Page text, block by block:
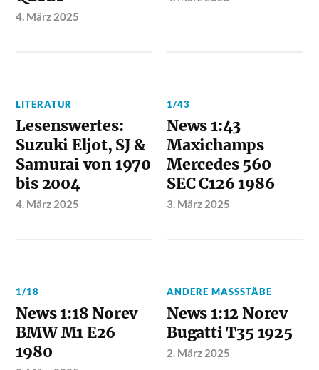
4. März 2025
LITERATUR
Lesenswertes:
Suzuki Eljot, SJ &
Samurai von 1970
bis 2004
4. März 2025
1/43
News 1:43
Maxichamps
Mercedes 560
SEC C126 1986
3. März 2025
1/18
News 1:18 Norev
BMW M1 E26
1980
ANDERE MASSSTÄBE
News 1:12 Norev
Bugatti T35 1925
2. März 2025